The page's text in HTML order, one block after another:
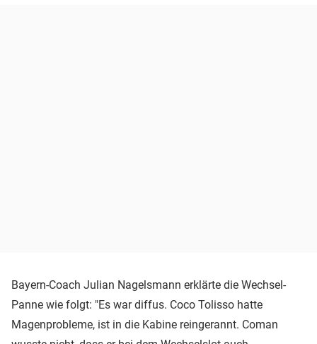
Bayern-Coach Julian Nagelsmann erklärte die Wechsel-
Panne wie folgt: "Es war diffus. Coco Tolisso hatte
Magenprobleme, ist in die Kabine reingerannt. Coman